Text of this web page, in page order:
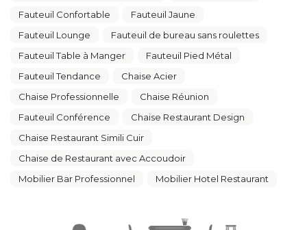
Fauteuil Confortable
Fauteuil Jaune
Fauteuil Lounge
Fauteuil de bureau sans roulettes
Fauteuil Table à Manger
Fauteuil Pied Métal
Fauteuil Tendance
Chaise Acier
Chaise Professionnelle
Chaise Réunion
Fauteuil Conférence
Chaise Restaurant Design
Chaise Restaurant Simili Cuir
Chaise de Restaurant avec Accoudoir
Mobilier Bar Professionnel
Mobilier Hotel Restaurant